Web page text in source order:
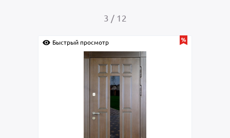
3 / 12
Быстрый просмотр